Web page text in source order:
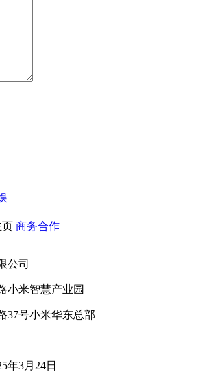
页 商务合作
公司
小米智慧产业园
37号小米华东总部
年3月24日